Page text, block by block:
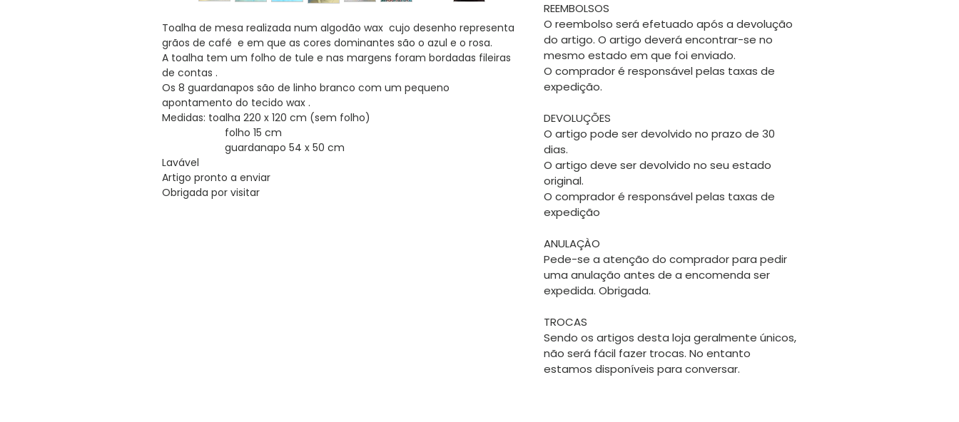
Toalha de mesa realizada num algodão wax cujo desenho representa
grãos de café e em que as cores dominantes são o azul e o rosa.
A toalha tem um folho de tule e nas margens foram bordadas fileiras
de contas .
Os 8 guardanapos são de linho branco com um pequeno
apontamento do tecido wax .
Medidas: toalha 220 x 120 cm (sem folho)
folho 15 cm
guardanapo 54 x 50 cm
Lavável
Artigo pronto a enviar
Obrigada por visitar
REEMBOLSOS
O reembolso será efetuado após a devolução
do artigo. O artigo deverá encontrar-se no
mesmo estado em que foi enviado.
O comprador é responsável pelas taxas de
expedição.
DEVOLUÇÕES
O artigo pode ser devolvido no prazo de 30
dias.
O artigo deve ser devolvido no seu estado
original.
O comprador é responsável pelas taxas de
expedição
ANULAÇÀO
Pede-se a atenção do comprador para pedir
uma anulação antes de a encomenda ser
expedida. Obrigada.
TROCAS
Sendo os artigos desta loja geralmente únicos,
não será fácil fazer trocas. No entanto
estamos disponíveis para conversar.